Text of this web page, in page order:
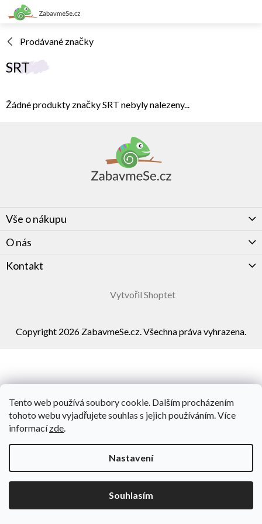
Tento web používá soubory cookie. Dalším procházením
tohoto webu vyjadřujete souhlas s jejich používáním. Více
informacízde.
Nastavení
Souhlasím
Přejít
na
Prodávané značky
SRT
Žádné produkty značkySRT nebyly nalezeny...
Vše o nákupu
O nás
Kontakt
Vytvořil Shoptet
Copyright 2026 ZabavmeSe.cz. Všechna práva vyhrazena.